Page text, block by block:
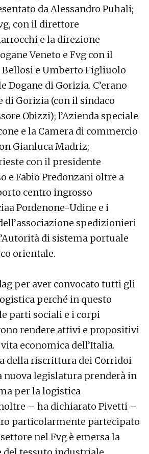
da Alessandro Puhali;
con il direttore
e la direzione
Veneto e Fvg con il
e Umberto Figliuolo
Dogane di Gorizia. C’erano
di Gorizia (con il sindaco
Obizzi); l’Azienda speciale
e la Camera di commercio
Gianluca Madriz;
con il presidente
e Fabio Predonzani oltre a
centro ingrosso
Pordenone-Udine e i
spedizionieri
di sistema portuale
orientale.
per aver convocato tutti gli
perché in questo
parti sociali e i corpi
rendere attivi e propositivi
economica dell’Italia.
della riscrittura dei Corridoi
nuova legislatura prenderà in
per la logistica
– ha dichiarato Pivetti –
particolarmente partecipato
nel Fvg è emersa la